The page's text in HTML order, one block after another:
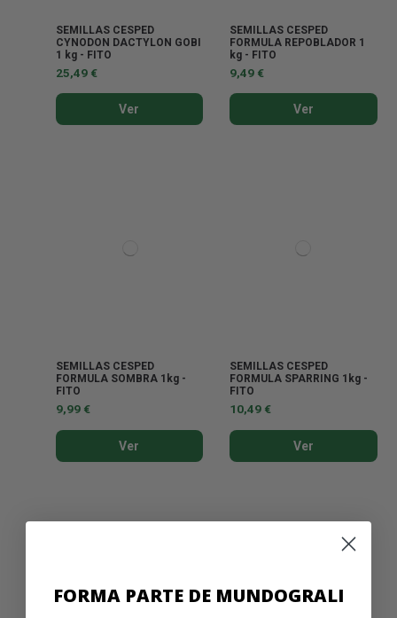
SEMILLAS CESPED
CYNODON DACTYLON GOBI
1 kg - FITO
25,49 €
Ver
SEMILLAS CESPED
FORMULA REPOBLADOR 1
kg - FITO
9,49 €
Ver
SEMILLAS CESPED
FORMULA SOMBRA 1kg -
FITO
9,99 €
Ver
SEMILLAS CESPED
FORMULA SPARRING 1kg -
FITO
10,49 €
Ver
FORMA PARTE DE MUNDOGRALI